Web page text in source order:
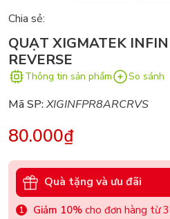
Chia sẻ:
QUẠT XIGMATEK
REVERSE
Thông tin sản phẩm So sánh
Mã SP:XIGINFPR8ARCRVS
80.000₫
Quà tặng và ưu đãi
Giảm 10% cho đơn hàng từ